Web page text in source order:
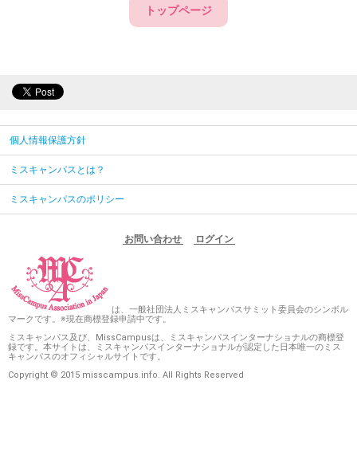
トップページ
個人情報保護方針
ミスキャンパスとは？
ミスキャンパスのポリシー
お問い合わせ ログイン
は、一般社団法人ミスキャンパスサミット委員会のシンボル
マークです。※現在商標登録申請中です。
ミスキャンパス及び、MissCampusは、ミスキャンパスインターナショナルの商標登
録です。本サイトは、ミスキャンパスインターナショナルが認定した日本唯一のミス
キャンパスのオフィシャルサイトです。
Copyright © 2015 misscampus.info. All Rights Reserved